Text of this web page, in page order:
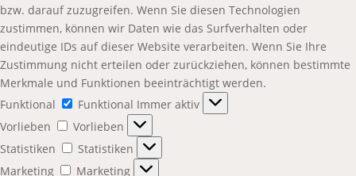
bzw. darauf zuzugreifen. Wenn Sie diesen Technologien
zustimmen, können wir Daten wie das Surfverhalten oder
eindeutige IDs auf dieser Website verarbeiten. Wenn Sie Ihre
Zustimmung nicht erteilen oder zurückziehen, können bestimmte
Merkmale und Funktionen beeinträchtigt werden.
Funktional
Funktional Immer aktiv
Vorlieben
Vorlieben
Statistiken
Statistiken
Marketing
Marketing